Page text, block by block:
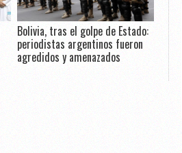
Bolivia, tras el golpe de Estado:
periodistas argentinos fueron
agredidos y amenazados